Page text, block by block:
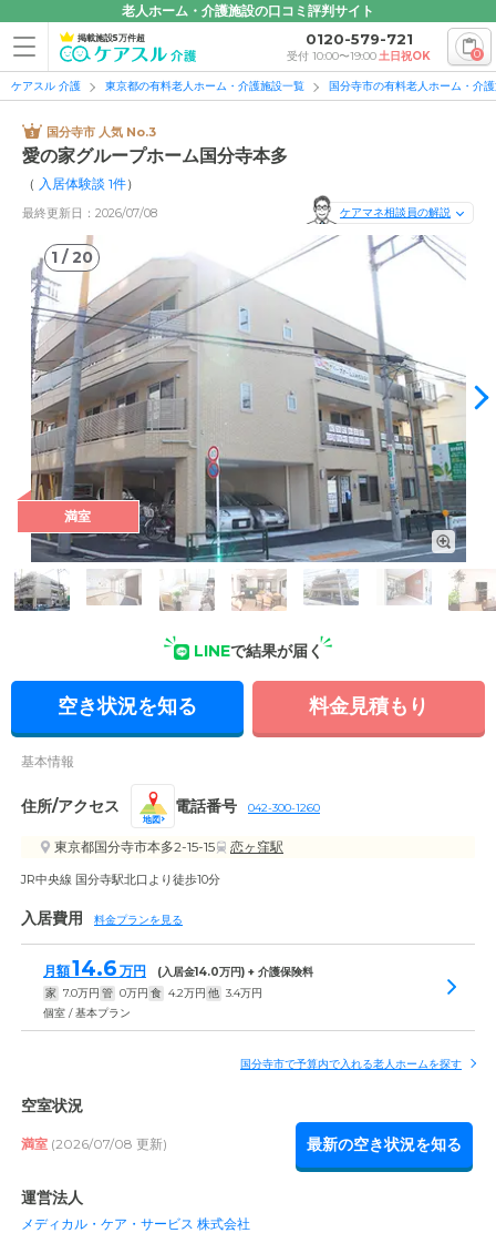
老人ホーム・介護施設の口コミ評判サイト
掲載施設5万件超 0120-579-721
受付 10:00〜19:00土日祝OK 0
ケアスル 介護 東京都の有料老人ホーム・介護施設一覧 国分寺市の有料老人ホーム・介
国分寺市 人気 No.3
愛の家グループホーム国分寺本多
（ 入居体験談 1件）
最終更新日：2026/07/08 ケアマネ相談員の解説
1 /20
外観: JR中央線「国分寺」駅北口から徒歩10分ほどの住宅街の
なかにあるグループホームです。
満室
LINEで結果が届く
空き状況を知る 料金見積もり
基本情報
住所/アクセス
地図
電話番号 042-300-1260
東京都国分寺市本多2-15-15 恋ヶ窪駅
JR中央線 国分寺駅北口より徒歩10分
入居費用 料金プランを見る
月額14.6 万円 (入居金14.0万円) + 介護保険料
家 7.0万円 管 0万円 食 4.2万円 他 3.4万円
個室 / 基本プラン
国分寺市で予算内で入れる老人ホームを探す
空室状況
満室 (2026/07/08 更新) 最新の空き状況を知る
運営法人
メディカル・ケア・サービス 株式会社